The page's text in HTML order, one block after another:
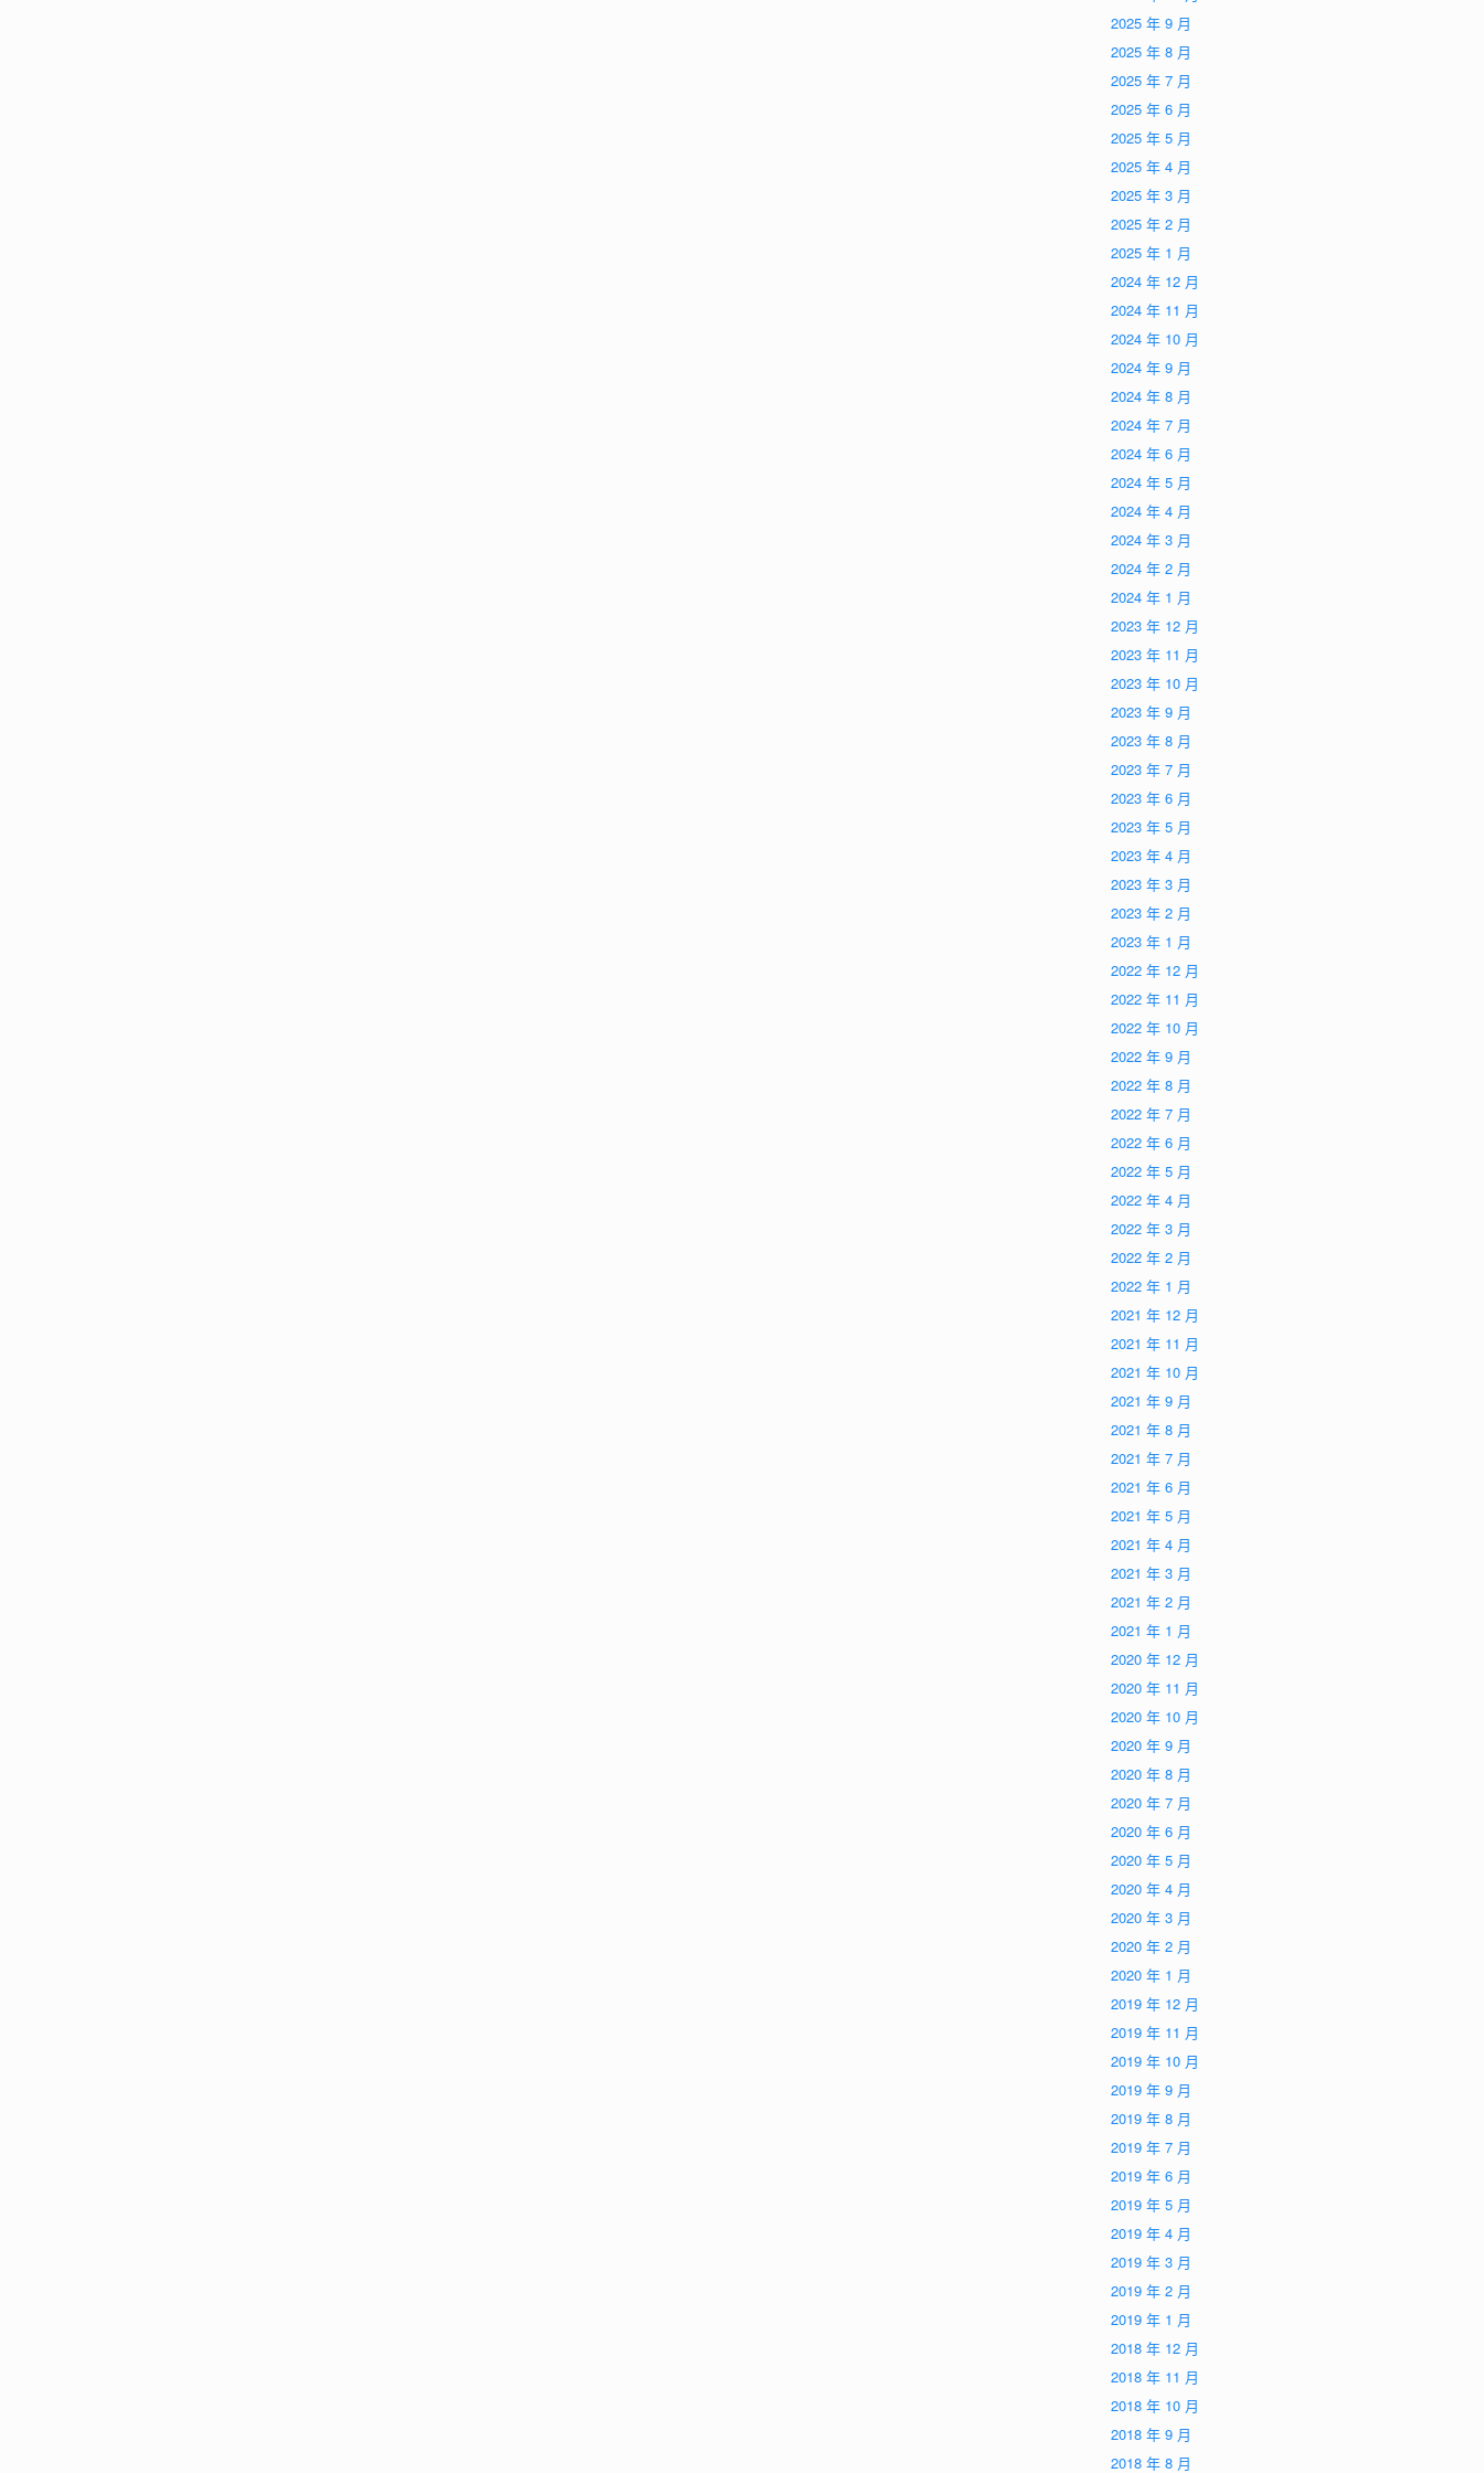
2025 年 9 月
2025 年 8 月
2025 年 7 月
2025 年 6 月
2025 年 5 月
2025 年 4 月
2025 年 3 月
2025 年 2 月
2025 年 1 月
2024 年 12 月
2024 年 11 月
2024 年 10 月
2024 年 9 月
2024 年 8 月
2024 年 7 月
2024 年 6 月
2024 年 5 月
2024 年 4 月
2024 年 3 月
2024 年 2 月
2024 年 1 月
2023 年 12 月
2023 年 11 月
2023 年 10 月
2023 年 9 月
2023 年 8 月
2023 年 7 月
2023 年 6 月
2023 年 5 月
2023 年 4 月
2023 年 3 月
2023 年 2 月
2023 年 1 月
2022 年 12 月
2022 年 11 月
2022 年 10 月
2022 年 9 月
2022 年 8 月
2022 年 7 月
2022 年 6 月
2022 年 5 月
2022 年 4 月
2022 年 3 月
2022 年 2 月
2022 年 1 月
2021 年 12 月
2021 年 11 月
2021 年 10 月
2021 年 9 月
2021 年 8 月
2021 年 7 月
2021 年 6 月
2021 年 5 月
2021 年 4 月
2021 年 3 月
2021 年 2 月
2021 年 1 月
2020 年 12 月
2020 年 11 月
2020 年 10 月
2020 年 9 月
2020 年 8 月
2020 年 7 月
2020 年 6 月
2020 年 5 月
2020 年 4 月
2020 年 3 月
2020 年 2 月
2020 年 1 月
2019 年 12 月
2019 年 11 月
2019 年 10 月
2019 年 9 月
2019 年 8 月
2019 年 7 月
2019 年 6 月
2019 年 5 月
2019 年 4 月
2019 年 3 月
2019 年 2 月
2019 年 1 月
2018 年 12 月
2018 年 11 月
2018 年 10 月
2018 年 9 月
2018 年 8 月